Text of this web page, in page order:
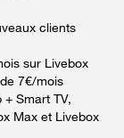
clients
sur Livebox
7€/mois
Smart TV,
Max et Livebox